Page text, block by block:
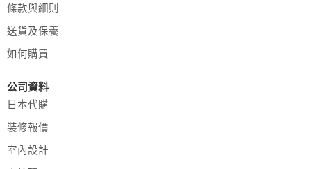
條款與細則
送貨及保養
如何購買
公司資料
日本代購
裝修報價
室內設計